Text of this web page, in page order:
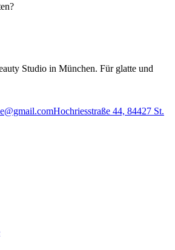
Studio in München. Für glatte und
Hochriesstraße 44, 84427 St.